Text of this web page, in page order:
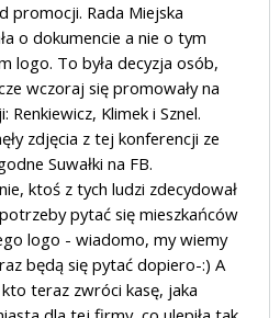
promocji. Rada Miejska
o dokumencie a nie o tym
logo. To była decyzja osób,
wczoraj się promowały na
Renkiewicz, Klimek i Sznel.
zdjęcia z tej konferencji ze
Suwałki na FB.
ktoś z tych ludzi zdecydował
pytać się mieszkańców
logo - wiadomo, my wiemy
będą się pytać dopiero-:) A
teraz zwróci kasę, jaka